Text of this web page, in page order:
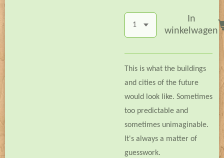
In
winkelwagen
This is what the buildings
and cities of the future
would look like. Sometimes
too predictable and
sometimes unimaginable.
It's always a matter of
guesswork.